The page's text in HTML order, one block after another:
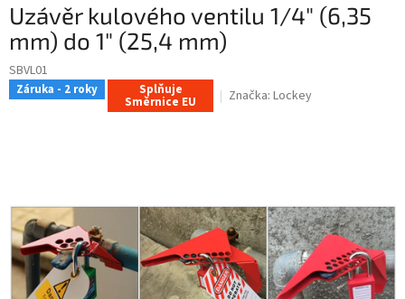
Uzávěr kulového ventilu 1/4" (6,35
mm) do 1" (25,4 mm)
SBVL01
Záruka - 2 roky Splňuje
Směrnice EU Značka: Lockey